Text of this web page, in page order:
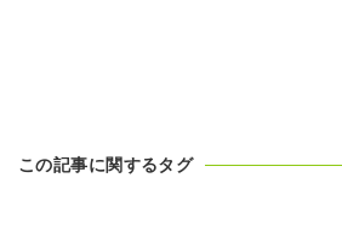
この記事に関するタグ